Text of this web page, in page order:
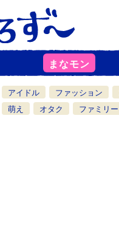
まなモン
アイドル ファッション
萌え
オタク ファミリー